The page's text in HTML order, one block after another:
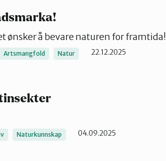
ønsker å bevare naturen for framtida!
Artsmangfold Natur 22.12.2025
Naturkunnskap 04.09.2025